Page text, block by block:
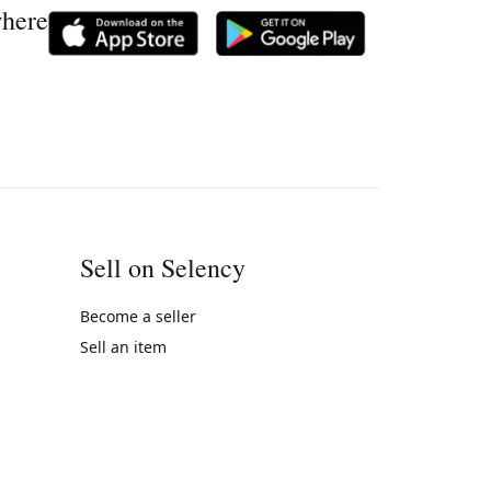
Sell on Selency
Become a seller
Sell an item